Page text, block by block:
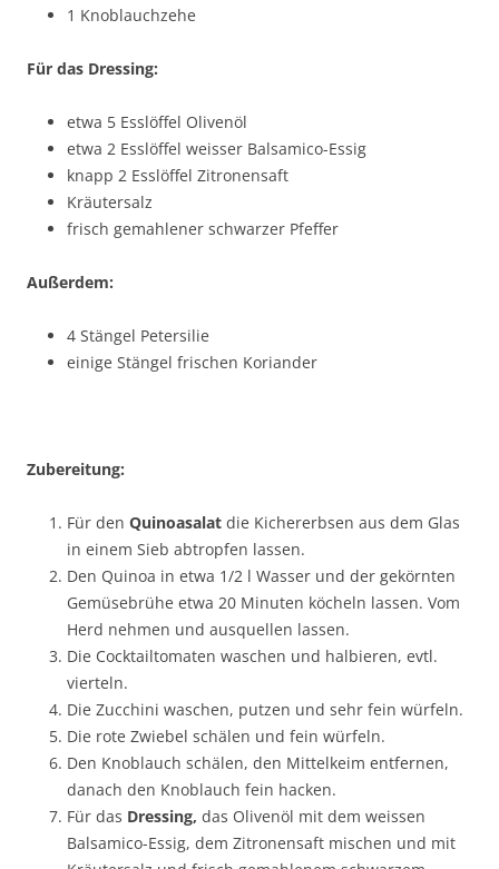
1 Knoblauchzehe
Für das Dressing:
etwa 5 Esslöffel Olivenöl
etwa 2 Esslöffel weisser Balsamico-Essig
knapp 2 Esslöffel Zitronensaft
Kräutersalz
frisch gemahlener schwarzer Pfeffer
Außerdem:
4 Stängel Petersilie
einige Stängel frischen Koriander
Zubereitung:
Für den Quinoasalat die Kichererbsen aus dem Glas
in einem Sieb abtropfen lassen.
Den Quinoa in etwa 1/2 l Wasser und der gekörnten
Gemüsebrühe etwa 20 Minuten köcheln lassen. Vom
Herd nehmen und ausquellen lassen.
Die Cocktailtomaten waschen und halbieren, evtl.
vierteln.
Die Zucchini waschen, putzen und sehr fein würfeln.
Die rote Zwiebel schälen und fein würfeln.
Den Knoblauch schälen, den Mittelkeim entfernen,
danach den Knoblauch fein hacken.
Für das Dressing, das Olivenöl mit dem weissen
Balsamico-Essig, dem Zitronensaft mischen und mit